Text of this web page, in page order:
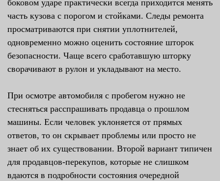
боковом ударе практически всегда приходится менять
часть кузова с порогом и стойками. Следы ремонта
просматриваются при снятии уплотнителей,
одновременно можно оценить состояние шторок
безопасности. Чаще всего сработавшую шторку
сворачивают в рулон и укладывают на место.
При осмотре автомобиля с пробегом нужно не
стесняться расспрашивать продавца о прошлом
машины. Если человек уклоняется от прямых
ответов, то он скрывает проблемы или просто не
знает об их существовании. Второй вариант типичен
для продавцов-перекупов, которые не слишком
вдаются в подробности состояния очередной